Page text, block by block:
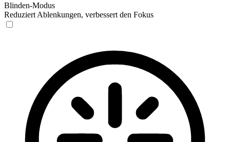
Blinden-Modus
Reduziert Ablenkungen, verbessert den Fokus